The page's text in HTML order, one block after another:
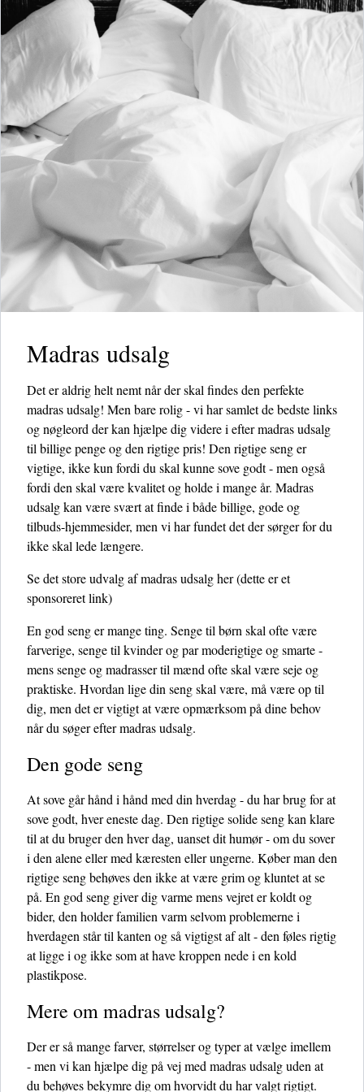
Madras udsalg
Det er aldrig helt nemt når der skal findes den perfekte
madras udsalg! Men bare rolig - vi har samlet de bedste links
og nøgleord der kan hjælpe dig videre i efter madras udsalg
til billige penge og den rigtige pris! Den rigtige seng er
vigtige, ikke kun fordi du skal kunne sove godt - men også
fordi den skal være kvalitet og holde i mange år. Madras
udsalg kan være svært at finde i både billige, gode og
tilbuds-hjemmesider, men vi har fundet det der sørger for du
ikke skal lede længere.
Se det store udvalg af madras udsalg her(dette er et
sponsoreret link)
En god seng er mange ting. Senge til børn skal ofte være
farverige, senge til kvinder og par moderigtige og smarte -
mens senge og madrasser til mænd ofte skal være seje og
praktiske. Hvordan lige din seng skal være, må være op til
dig, men det er vigtigt at være opmærksom på dine behov
når du søger efter madras udsalg.
Den gode seng
At sove går hånd i hånd med din hverdag - du har brug for at
sove godt, hver eneste dag. Den rigtige solide seng kan klare
til at du bruger den hver dag, uanset dit humør - om du sover
i den alene eller med kæresten eller ungerne. Køber man den
rigtige seng behøves den ikke at være grim og kluntet at se
på. En god seng giver dig varme mens vejret er koldt og
bider, den holder familien varm selvom problemerne i
hverdagen står til kanten og så vigtigst af alt - den føles rigtig
at ligge i og ikke som at have kroppen nede i en kold
plastikpose.
Mere om madras udsalg?
Der er så mange farver, størrelser og typer at vælge imellem
- men vi kan hjælpe dig på vej med madras udsalg uden at
du behøves bekymre dig om hvorvidt du har valgt rigtigt.